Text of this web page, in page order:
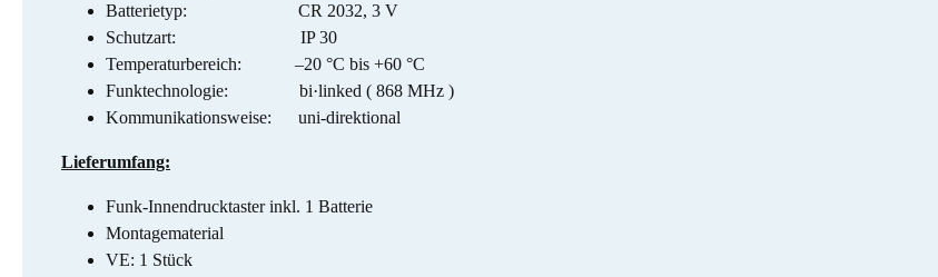
Batterietyp: CR 2032, 3 V
Schutzart: IP 30
Temperaturbereich: –20 °C bis +60 °C
Funktechnologie: bi·linked ( 868 MHz )
Kommunikationsweise: uni-direktional
Lieferumfang:
Funk-Innendrucktaster inkl. 1 Batterie
Montagematerial
VE: 1 Stück